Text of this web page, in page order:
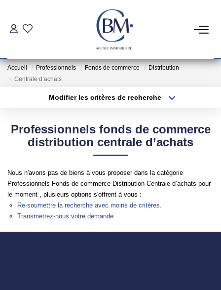
PARTICULIERS
COMMERCES ET BUREAUX
Commerces Et Entreprises
INVESTISSEURS
ESTIMATION
Accueil Professionnels Fonds de commerce
Distribution
Centrale d’achats
Modifier les critères de recherche
Sélectionnez...
Type de bien
Surface min
Créer une alerte
Professionnels fonds de commerce
distribution centrale d’achats
Nous n'avons pas de biens à vous proposer dans la catégorie
Professionnels Fonds de commerce Distribution Centrale d’achats pour
le moment , plusieurs options s'offrent à vous :
Re-soumettre la recherche avec moins de critères.
Transmettez-nous votre demande